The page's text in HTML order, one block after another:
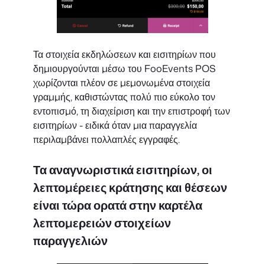
Τα στοιχεία εκδηλώσεων και εισιτηρίων που
δημιουργούνται μέσω του FooEvents POS
χωρίζονται πλέον σε μεμονωμένα στοιχεία
γραμμής, καθιστώντας πολύ πιο εύκολο τον
εντοπισμό, τη διαχείριση και την επιστροφή των
εισιτηρίων - ειδικά όταν μια παραγγελία
περιλαμβάνει πολλαπλές εγγραφές.
Τα αναγνωριστικά εισιτηρίων, οι
λεπτομέρειες κράτησης και θέσεων
είναι τώρα ορατά στην καρτέλα
λεπτομερειών στοιχείων
παραγγελιών